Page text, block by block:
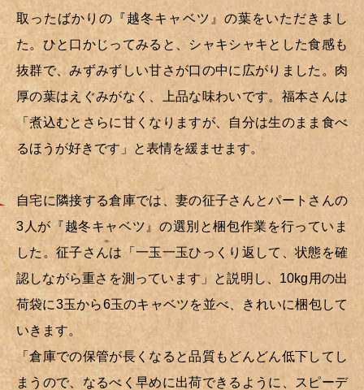
取ったばかりの『越冬キャベツ』の葉をいただきまし
た。ひと口かじってみると、シャキシャキとした食感も
抜群で、みずみずしい甘さが口の中に広がりました。肉
厚の葉はえぐみがなく、上品な味わいです。福本さんは
「煮込むとさらに甘くなりますが、自分は生のまま食べ
るほうが好きです」と表情を緩ませます。
自宅に隣接する倉庫では、妻の征子さんとパートさんの
3人が『越冬キャベツ』の選別と梱包作業を行っていま
した。征子さんは「一玉一玉ひっくり返して、状態を確
認しながら重さを測っています」と説明し、10kg用の出
荷袋に3玉から6玉のキャベツを並べ、きれいに梱包して
いきます。
「倉庫での保管が長くなると品質もどんどん低下してし
まうので、なるべく早めに出荷できるように、スピーデ